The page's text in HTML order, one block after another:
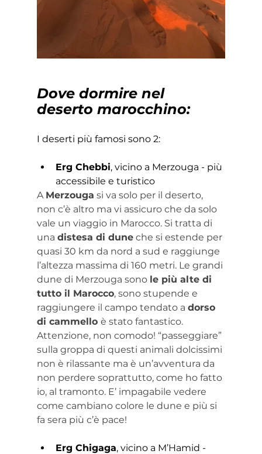
Dove dormire nel
deserto marocchino:
I deserti più famosi sono 2:
Erg Chebbi, vicino a Merzouga - più
accessibile e turistico
A Merzouga si va solo per il deserto,
non c’è altro ma vi assicuro che da solo
vale un viaggio in Marocco. Si tratta di
una distesa di dune che si estende per
quasi 30 km da nord a sud e raggiunge
l’altezza massima di 160 metri. Le grandi
dune di Merzouga sono le più alte di
tutto il Marocco, sono stupende e
raggiungere il campo tendato a dorso
di cammello è stato fantastico.
Attenzione, non comodo! “passeggiare”
sulla groppa di questi animali dolcissimi
non è rilassante ma è un’avventura da
non perdere soprattutto, come ho fatto
io, al tramonto. E’ impagabile vedere
come cambiano colore le dune e più si
fa sera più c’è pace!
Erg Chigaga, vicino a M’Hamid -